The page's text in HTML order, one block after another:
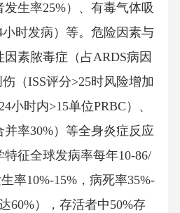
生率25%）、有毒气体吸
时发病）等。危险因素与
素脓毒症（占ARDS病因
（ISS评分>25时风险增加
小时内>15单位PRBC）、
率30%）等全身炎症反应
征全球发病率每年10-86/
率10%-15%，病死率35%-
60%），存活者中50%存